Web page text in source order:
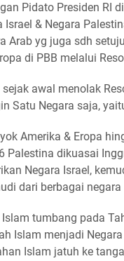
Pidato Presiden RI
Israel & Negara
Arab yg juga sdh
di PBB melalui
awal menolak
Satu Negara saja,
Amerika & Eropa
Palestina dikuasai
Negara Israel,
dari berbagai
tumbang pada
Islam menjadi
Islam jatuh ke